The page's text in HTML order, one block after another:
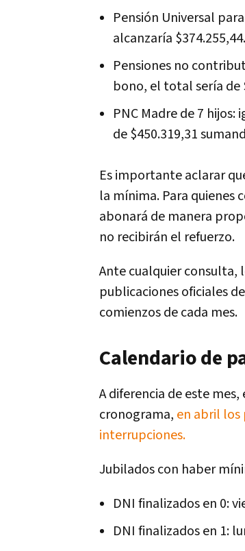
Pensión Universal
alcanzaría $374.255,44.
Pensiones no
bono, el total sería de
PNC Madre de 7
de $450.319,31
Es importante aclarar
la mínima. Para quienes
abonará de manera
no recibirán el refuerzo.
Ante cualquier consulta,
publicaciones oficiales
comienzos de cada mes.
Calendario de
A diferencia de este
cronograma, en abril los
interrupciones.
Jubilados con haber
DNI finalizados en 0:
DNI finalizados en 1: